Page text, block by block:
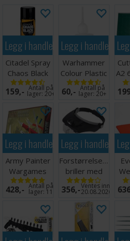
montering.
Legg i handlekurven
Citadel Spray
Chaos Black
159,- Antall på
lager: 20+
Legg i
Warhammer
Colour Plastic
Glue 15ml
60,- Antall på
lager:20+
A2
Legg i handlekurven
Army Painter
Wargames
Hobby Tool
Kit
428,- Antall på
lager: 11
Legg i
Forstørrelsesglass
briller med
LED lys
356,-Ventes inn
20.08.2026